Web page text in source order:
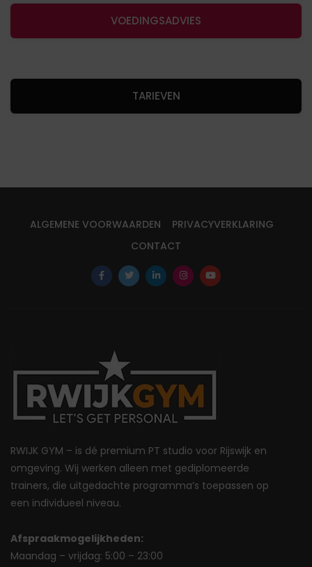
VOEDINGSADVIES
TARIEVEN
ALGEMENE VOORWAARDEN
PRIVACYVERKLARING
CONTACT
RWIJK GYM – is dé premium PT studio voor Rijswijk en
omgeving. Wij werken alleen met gediplomeerde
trainers, die uitgedachte programma’s toepassen op
een individueel niveau.
Afspraakmogelijkheden:
Maandag – vrijdag: 5:00 – 23:00